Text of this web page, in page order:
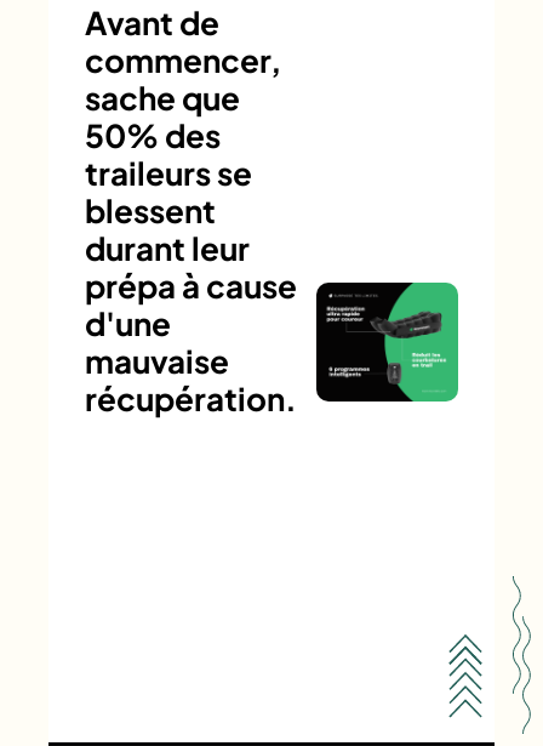
Avant de
commencer,
sache que
50% des
traileurs se
blessent
durant leur
prépa à cause
d'une
mauvaise
récupération.